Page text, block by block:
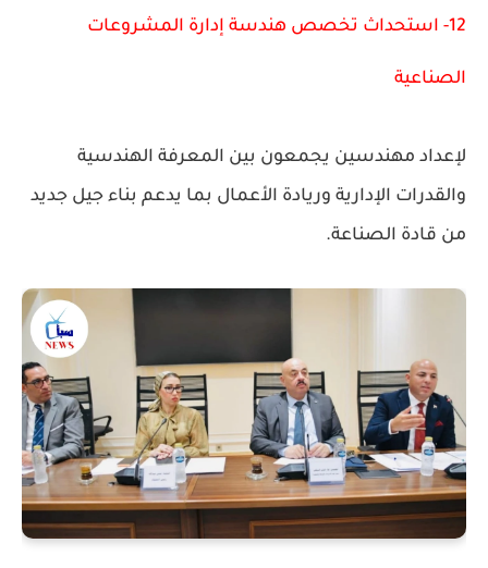
12- استحداث تخصص هندسة إدارة المشروعات
الصناعية
لإعداد مهندسين يجمعون بين المعرفة الهندسية
والقدرات الإدارية وريادة الأعمال بما يدعم بناء جيل جديد
من قادة الصناعة.